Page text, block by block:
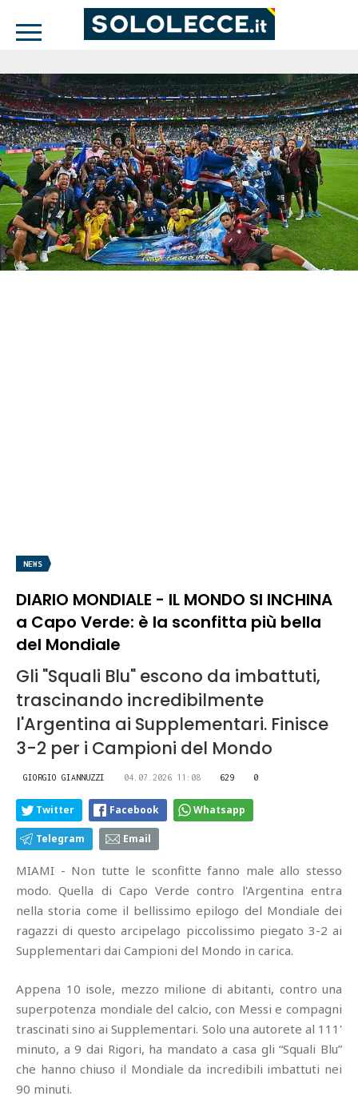
NEWS
DIARIO MONDIALE - IL MONDO SI INCHINA
a Capo Verde: è la sconfitta più bella
del Mondiale
Gli "Squali Blu" escono da imbattuti,
trascinando incredibilmente
l'Argentina ai Supplementari. Finisce
3-2 per i Campioni del Mondo
GIORGIO GIANNUZZI 04.07.2026 11:08 629 0
Twitter Facebook Whatsapp
Telegram Email
MIAMI - Non tutte le sconfitte fanno male allo stesso
modo. Quella di Capo Verde contro l'Argentina entra
nella storia come il bellissimo epilogo del Mondiale dei
ragazzi di questo arcipelago piccolissimo piegato 3-2 ai
Supplementari dai Campioni del Mondo in carica.
Appena 10 isole, mezzo milione di abitanti, contro una
superpotenza mondiale del calcio, con Messi e compagni
trascinati sino ai Supplementari. Solo una autorete al 111'
minuto, a 9 dai Rigori, ha mandato a casa gli “Squali Blu”
che hanno chiuso il Mondiale da incredibili imbattuti nei
90 minuti.